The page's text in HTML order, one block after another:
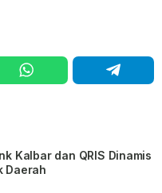
Kalbar dan QRIS Dinamis
Daerah